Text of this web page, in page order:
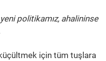
politikamız, ahalininse
için tüm tuşlara